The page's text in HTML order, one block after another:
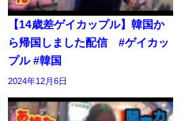
【14歳差ゲイカップル】韓国か
ら帰国しました配信 #ゲイカッ
プル #韓国
2024年12月6日